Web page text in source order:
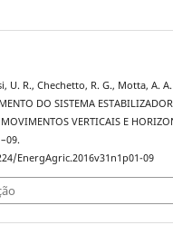
U. R., Chechetto, R. G., Motta, A.
DO SISTEMA
VERTICAIS E
EnergAgric.2016v31n1p01-09